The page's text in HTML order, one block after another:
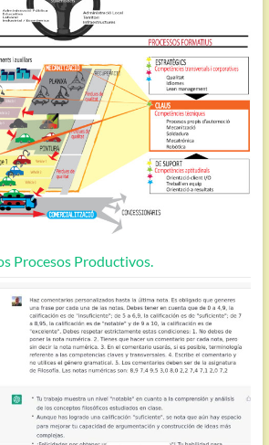
Procesos Productivos.